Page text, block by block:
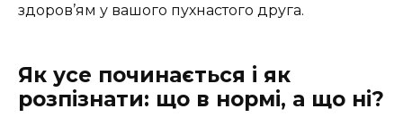
здоров’ям у вашого пухнастого друга.
Як усе починається і як
розпізнати: що в нормі, а що ні?